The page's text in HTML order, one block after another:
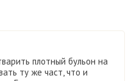
плотный бульон на
ту же част, что и